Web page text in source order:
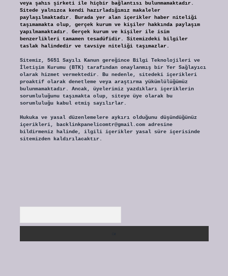
veya şahıs şirketi ile hiçbir bağlantısı bulunmamaktadır.
Sitede yalnızca kendi hazırladığımız makaleler
paylaşılmaktadır. Burada yer alan içerikler haber niteliği
taşımamakta olup, gerçek kurum ve kişiler hakkında paylaşım
yapılmamaktadır. Gerçek kurum ve kişiler ile isim
benzerlikleri tamamen tesadüfidir. Sitemizdeki bilgiler
taslak halindedir ve tavsiye niteliği taşımazlar.
Sitemiz, 5651 Sayılı Kanun gereğince Bilgi Teknolojileri ve
İletişim Kurumu (BTK) tarafından onaylanmış bir Yer Sağlayıcı
olarak hizmet vermektedir. Bu nedenle, sitedeki içerikleri
proaktif olarak denetleme veya araştırma yükümlülüğümüz
bulunmamaktadır. Ancak, üyelerimiz yazdıkları içeriklerin
sorumluluğunu taşımakta olup, siteye üye olarak bu
sorumluluğu kabul etmiş sayılırlar.
Hukuka ve yasal düzenlemelere aykırı olduğunu düşündüğünüz
içerikleri, backlinkpanelicomtr@gmail.comadresine
bildirmeniz halinde, ilgili içerikler yasal süre içerisinde
sitemizden kaldırılacaktır.